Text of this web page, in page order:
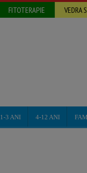
FITOTERAPIE VEDRA
1-3 ANI 4-12 ANI